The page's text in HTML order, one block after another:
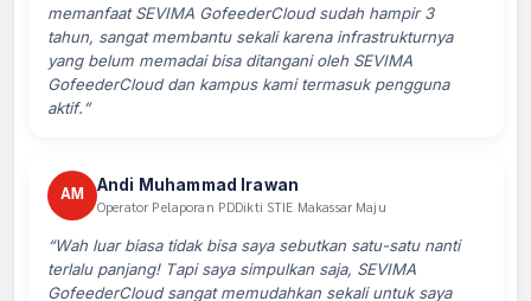
memanfaat SEVIMA GofeederCloud sudah hampir 3
tahun, sangat membantu sekali karena infrastrukturnya
yang belum memadai bisa ditangani oleh SEVIMA
GofeederCloud dan kampus kami termasuk pengguna
aktif.”
AM
Andi Muhammad Irawan
Operator Pelaporan PDDikti STIE Makassar Maju
“Wah luar biasa tidak bisa saya sebutkan satu-satu nanti
terlalu panjang! Tapi saya simpulkan saja, SEVIMA
GofeederCloud sangat memudahkan sekali untuk saya